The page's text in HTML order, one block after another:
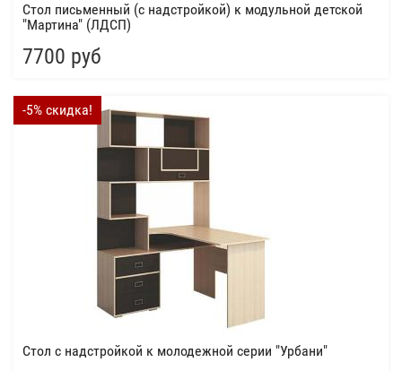
Стол письменный (с надстройкой) к модульной детской
"Мартина" (ЛДСП)
7700 руб
-5% скидка!
Стол с надстройкой к молодежной серии "Урбани"